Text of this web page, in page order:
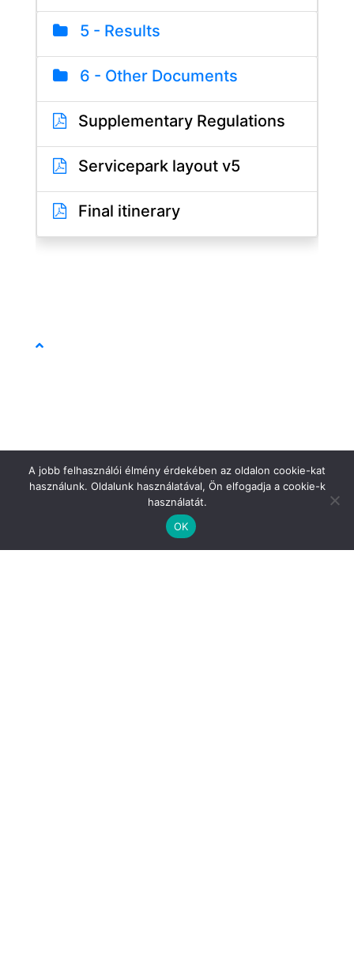
Ajánlott teszt
A jobb felhasználói élmény érdekében az oldalon cookie-kat
használunk. Oldalunk használatával, Ön elfogadja a cookie-k
használatát.
OK